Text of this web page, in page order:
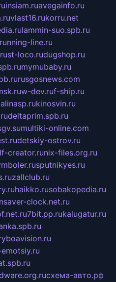
insiam.ruavegainfo.ru
vlast16.rukorru.net
lammin-suo.spb.ru
running-line.ru
rust-loco.rudugshop.ru
mymubaby.ru
rusgosnews.com
w-dev.ruf-ship.ru
kinosvin.ru
deltaprim.spb.ru
multiki-online.com
detskiy-ostrov.ru
creator.runix-files.org.ru
sputnikyes.ru
zallclub.ru
haikko.rusobakopedia.ru
clock.net.ru
7bit.pp.rukalugatur.ru
схема-авто.рф